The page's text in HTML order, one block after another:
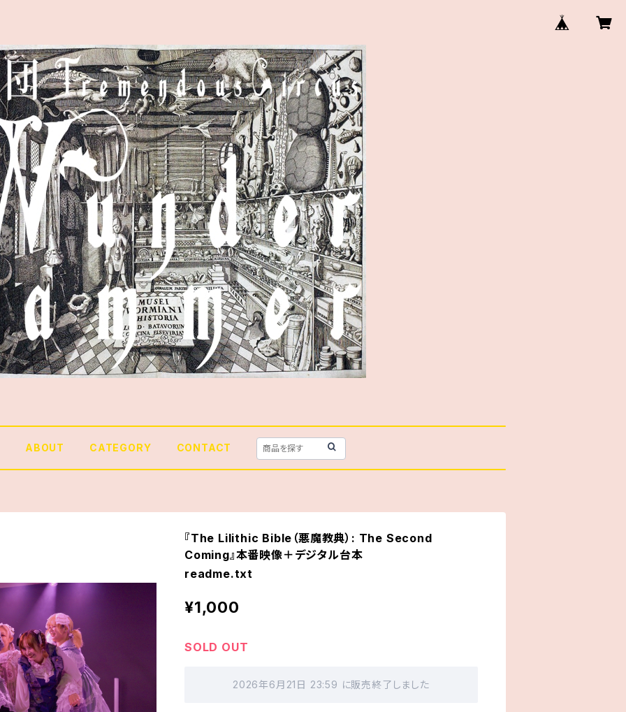
ABOUT CATEGORY CONTACT
『The Lilithic Bible（悪魔教典）: The Second
Coming』本番映像＋デジタル台本
readme.txt
¥1,000
SOLD OUT
2026年6月21日 23:59 に販売終了しました